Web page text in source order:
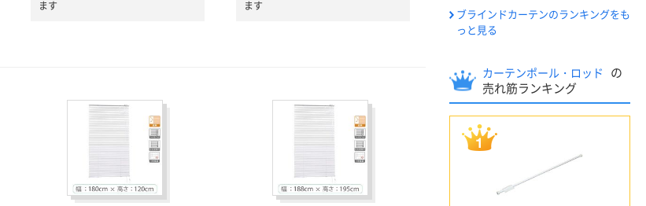
ます
ます
ブラインドカーテンのランキングをも
っと見る
カーテンポール・ロッド
の
売れ筋ランキング